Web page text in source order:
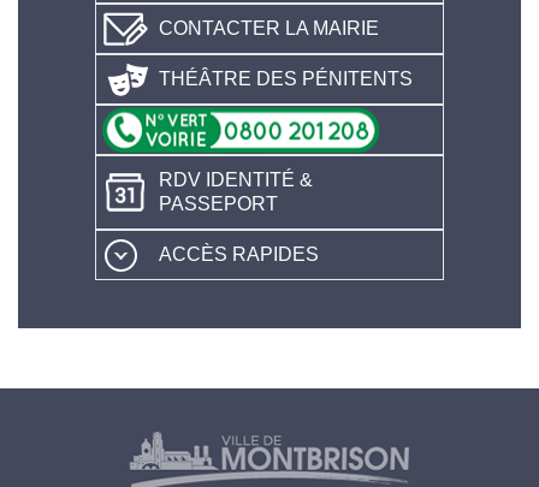
CONTACTER LA MAIRIE
THÉÂTRE DES PÉNITENTS
RDV IDENTITÉ &
PASSEPORT
ACCÈS RAPIDES